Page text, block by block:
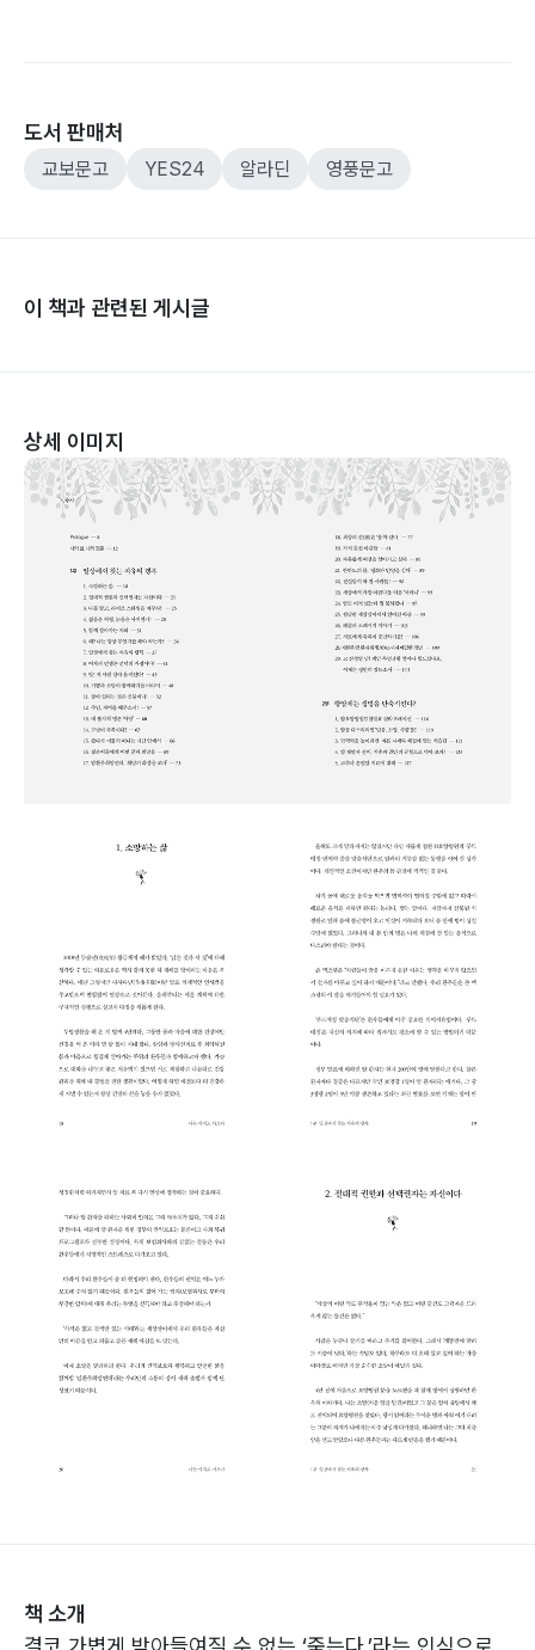
도서 판매처
교보문고 YES24 알라딘 영풍문고
이 책과 관련된 게시글
상세 이미지
책 소개